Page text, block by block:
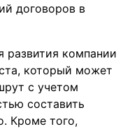
договоров в
компании
который может
с учетом
составить
Кроме того,